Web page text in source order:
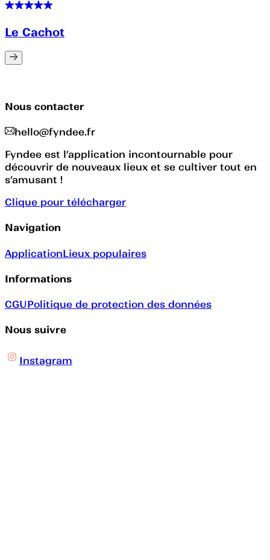
Le Cachot
Nous contacter
hello@fyndee.fr
Fyndee est l’application incontournable pour
découvrir de nouveaux lieux et se cultiver tout en
s’amusant !
Clique pour télécharger
Navigation
ApplicationLieux populaires
Informations
CGUPolitique de protection des données
Nous suivre
Instagram